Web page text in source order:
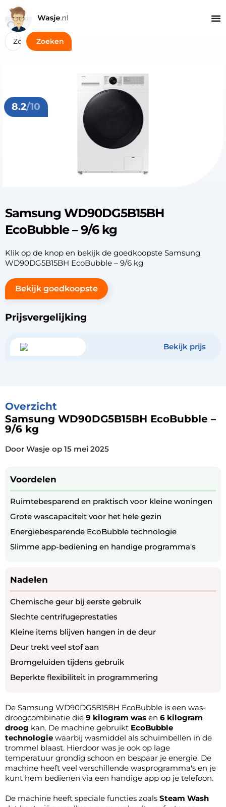
Zoeken
8.2/10
Samsung WD90DG5B15BH
EcoBubble – 9/6 kg
Klik op de knop en bekijk de goedkoopste Samsung
WD90DG5B15BH EcoBubble – 9/6 kg
Bekijk goedkoopste
Prijsvergelijking
Bekijk prijs
Overzicht
Samsung WD90DG5B15BH EcoBubble –
9/6 kg
Door Wasje op 15 mei 2025
Voordelen
Ruimtebesparend en praktisch voor kleine woningen
Grote wascapaciteit voor het hele gezin
Energiebesparende EcoBubble technologie
Slimme app-bediening en handige programma's
Nadelen
Chemische geur bij eerste gebruik
Slechte centrifugeprestaties
Kleine items blijven hangen in de deur
Deur trekt veel stof aan
Bromgeluiden tijdens gebruik
Beperkte flexibiliteit in programmering
De Samsung WD90DG5B15BH EcoBubble is een was-
droogcombinatie die 9 kilogram was en 6 kilogram
droog kan. De machine gebruikt EcoBubble
technologie waarbij wasmiddel als schuimbellen in de
trommel blaast. Hierdoor was je ook op lage
temperatuur grondig schoon en bespaar je energie. De
machine heeft veel verschillende wasprogramma's en je
kunt hem bedienen via een handige app op je telefoon.
De machine heeft speciale functies zoals Steam Wash